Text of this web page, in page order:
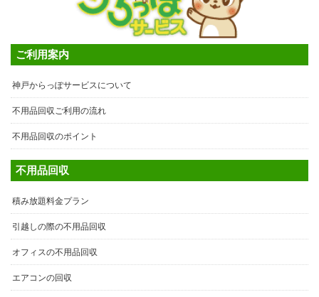
ご利用案内
神戸からっぽサービスについて
不用品回収ご利用の流れ
不用品回収のポイント
不用品回収
積み放題料金プラン
引越しの際の不用品回収
オフィスの不用品回収
エアコンの回収